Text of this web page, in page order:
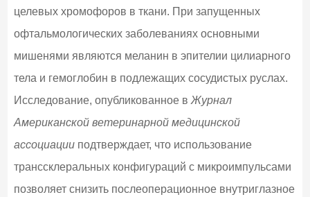
целевых хромофоров в ткани. При запущенных
офтальмологических заболеваниях основными
мишенями являются меланин в эпителии цилиарного
тела и гемоглобин в подлежащих сосудистых руслах.
Исследование, опубликованное в Журнал
Американской ветеринарной медицинской
ассоциацииподтверждает, что использование
транссклеральных конфигураций с микроимпульсами
позволяет снизить послеоперационное внутриглазное